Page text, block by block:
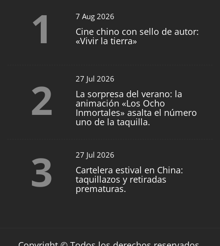
1 7 Aug 2026
Cine chino con sello de autor:
«Vivir la tierra»
2 27 Jul 2026
La sorpresa del verano: la
animación «Los Ocho
Inmortales» asalta el número
uno de la taquilla.
3 27 Jul 2026
Cartelera estival en China:
taquillazos y retiradas
prematuras.